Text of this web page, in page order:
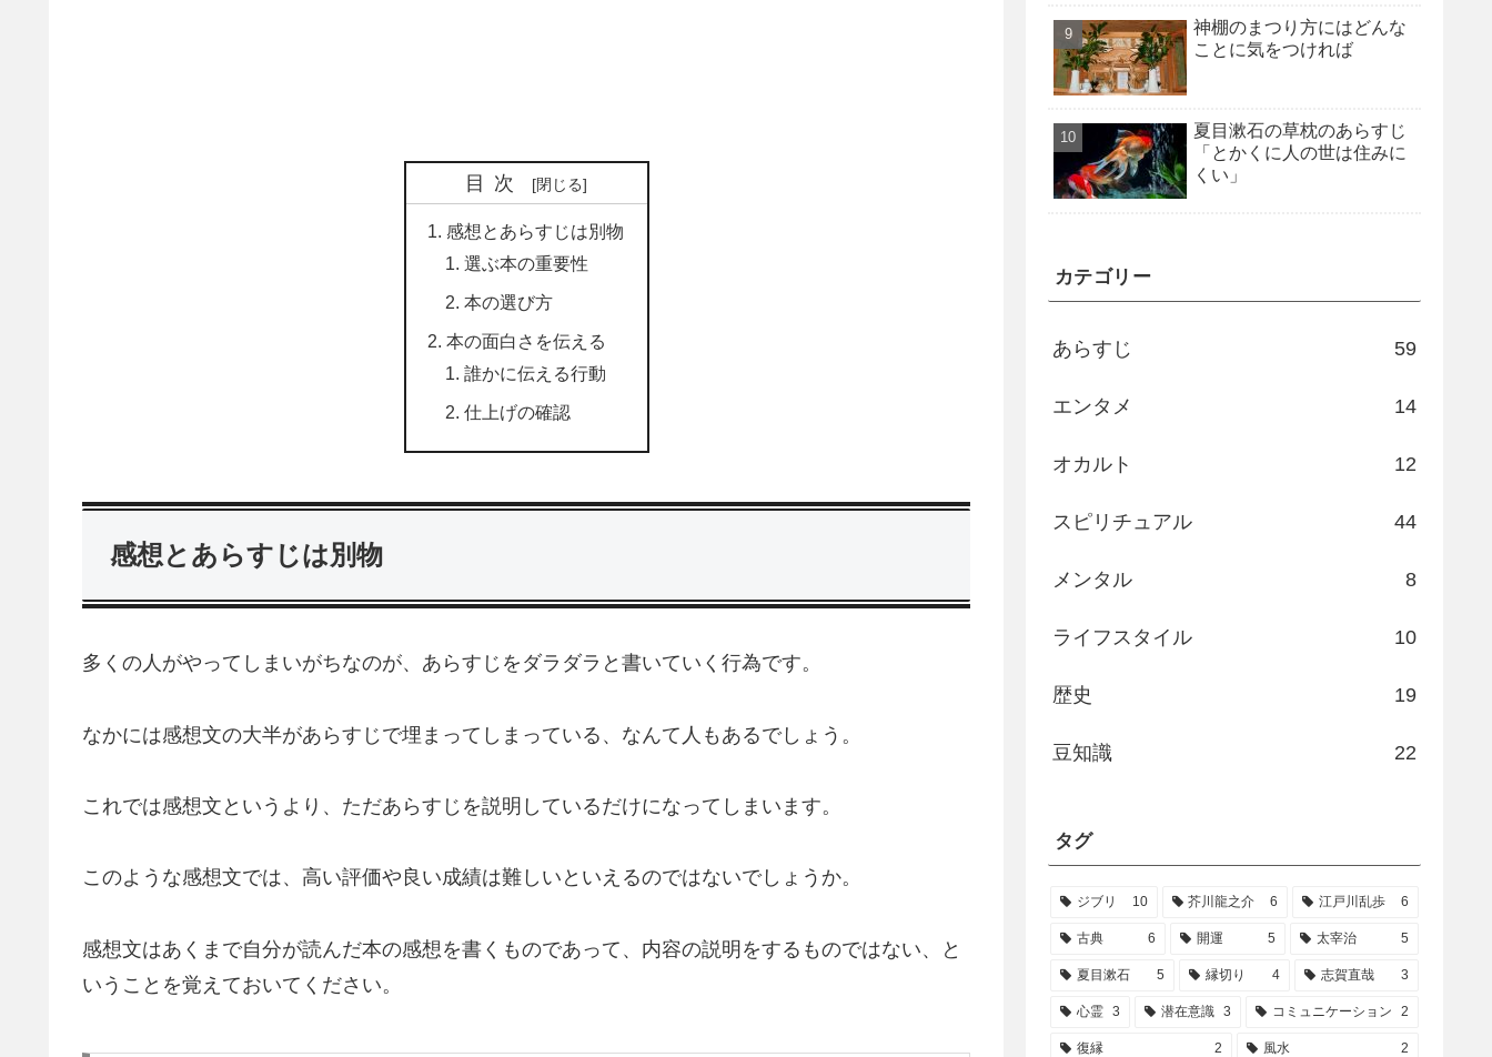
目次
感想とあらすじは別物
選ぶ本の重要性
本の選び方
本の面白さを伝える
誰かに伝える行動
仕上げの確認
感想とあらすじは別物
多くの人がやってしまいがちなのが、あらすじをダラダラと書いていく行為です。
なかには感想文の大半があらすじで埋まってしまっている、なんて人もあるでしょう。
これでは感想文というより、ただあらすじを説明しているだけになってしまいます。
このような感想文では、高い評価や良い成績は難しいといえるのではないでしょうか。
感想文はあくまで自分が読んだ本の感想を書くものであって、内容の説明をするものではない、と
いうことを覚えておいてください。
神棚のまつり方にはどんな
ことに気をつければ
夏目漱石の草枕のあらすじ
「とかくに人の世は住みに
くい」
カテゴリー
あらすじ 59
エンタメ 14
オカルト 12
スピリチュアル 44
メンタル 8
ライフスタイル 10
歴史 19
豆知識 22
タグ
ジブリ 10 芥川龍之介 6 江戸川乱歩 6
古典 6 開運 5 太宰治 5
夏目漱石 5 縁切り 4 志賀直哉 3
心霊 3 潜在意識 3 コミュニケーション 2
復縁 2 風水 2